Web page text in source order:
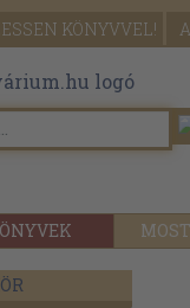
KÖNYVVEL!